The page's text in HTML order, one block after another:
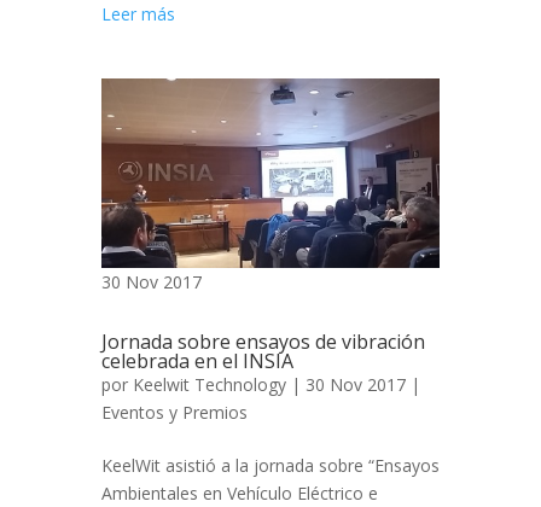
Leer más
30 Nov 2017
Jornada sobre ensayos de vibración
celebrada en el INSIA
por Keelwit Technology | 30 Nov 2017 |
Eventos y Premios
KeelWit asistió a la jornada sobre “Ensayos
Ambientales en Vehículo Eléctrico e